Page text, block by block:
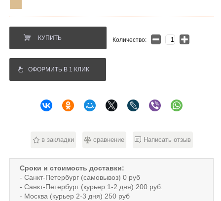
КУПИТЬ Количество:
ОФОРМИТЬ В 1 КЛИК
в закладки сравнение Написать отзыв
Сроки и стоимость доставки:
- Санкт-Петербург (самовывоз) 0 руб
- Санкт-Петербург (курьер 1-2 дня) 200 руб.
- Москва (курьер 2-3 дня) 250 руб